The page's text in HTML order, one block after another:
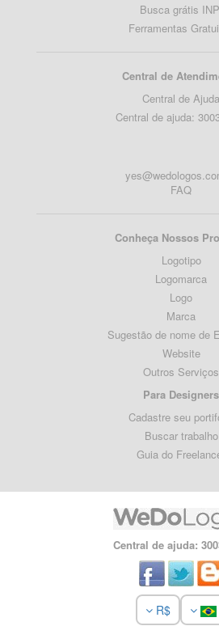
Busca grátis
Ferramentas
Central de
Central de Ajuda
Central de ajuda:
FAQ
Conheça Nossos
Logotipo
Logomarca
Logo
Marca
Sugestão de nome de
Website
Outros Serviços
Para Designers
Cadastre seu
Buscar trabalho
Guia do
Central de ajuda:
R$